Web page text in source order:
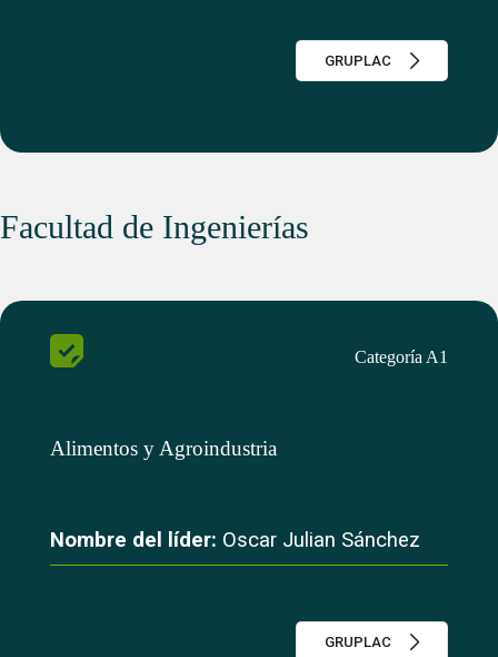
GRUPLAC
Facultad de Ingenierías
Categoría A1
Alimentos y Agroindustria
Nombre del líder: Oscar Julian Sánchez
GRUPLAC